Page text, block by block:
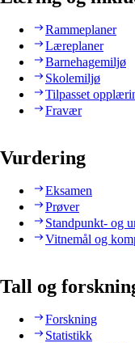
Rammeplaner
Læreplaner
Barnehagemiljø
Skolemiljø
Tilpasset
Fravær
Vurdering
Eksamen
Prøver
Standpunkt- og
Vitnemål og
Tall og
Forskning
Statistikk